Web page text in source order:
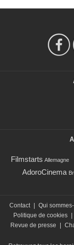
Filmstarts Allemagne
AdoroCinema
Contact | Qui
Politique de cookies |
Revue de presse
|